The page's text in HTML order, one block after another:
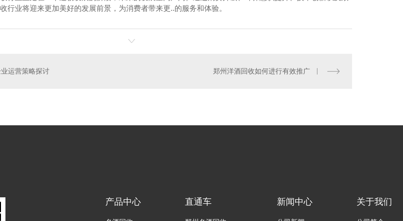
郑州名酒回收电话
行业将迎来更加美好的发展前景，为消费者带来更..的服务和体验。
运营策略探讨 郑州洋酒回收如何进行有效推广
产品中心 直通车 新闻中心 关于我们